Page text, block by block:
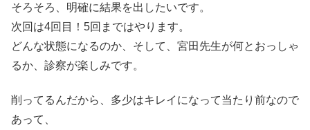
そろそろ、明確に結果を出したいです。
次回は4回目！5回まではやります。
どんな状態になるのか、そして、宮田先生が何とおっしゃ
るか、診察が楽しみです。
削ってるんだから、多少はキレイになって当たり前なので
あって、